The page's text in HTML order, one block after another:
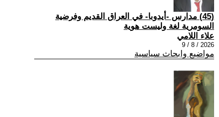
(45) مدارس -أيدوبا- في العراق القديم وفرضية
السومرية لغة وليست هوية
علاء اللامي
2026 / 8 / 9
مواضيع وابحاث سياسية